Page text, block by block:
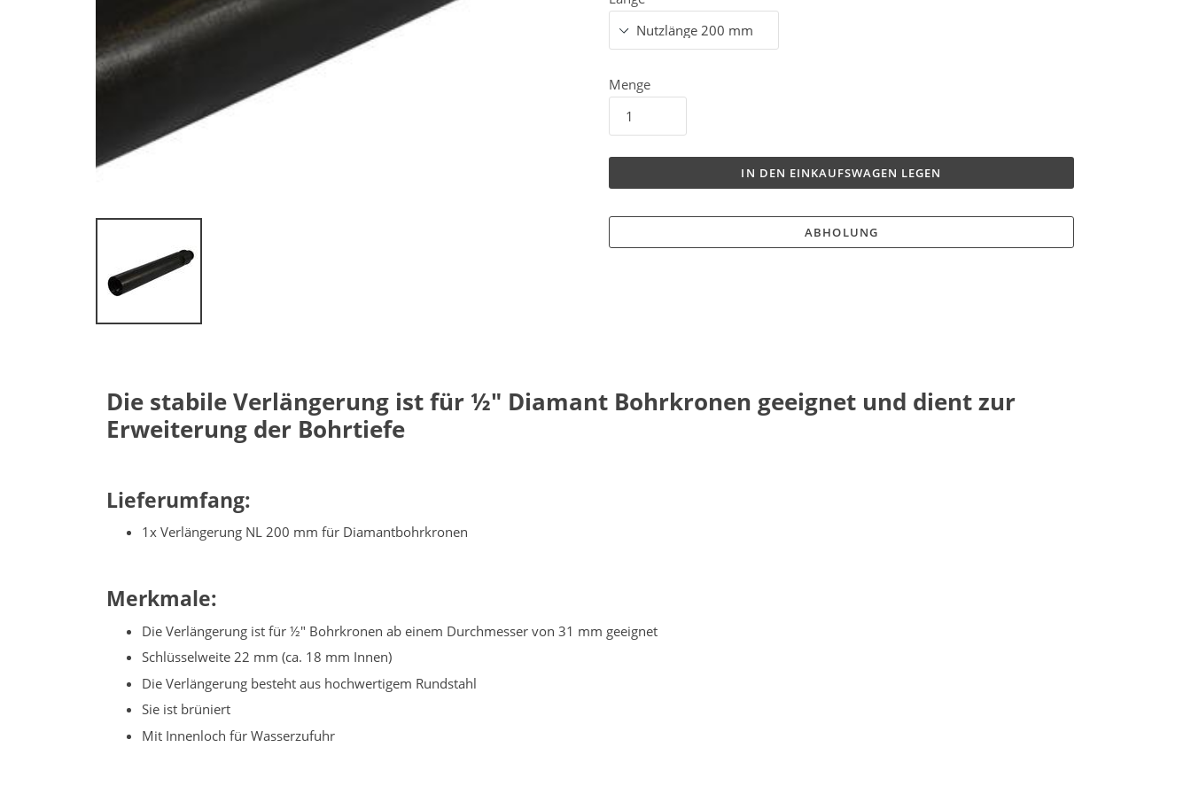
Menge
IN DEN EINKAUFSWAGEN LEGEN
ABHOLUNG
Die stabile Verlängerung ist für ½" Diamant Bohrkronen geeignet und dient zur
Erweiterung der Bohrtiefe
Lieferumfang:
1x Verlängerung NL 200 mm für Diamantbohrkronen
Merkmale:
Die Verlängerung ist für ½" Bohrkronen ab einem Durchmesser von 31 mm geeignet
Schlüsselweite 22 mm (ca. 18 mm Innen)
Die Verlängerung besteht aus hochwertigem Rundstahl
Sie ist brüniert
Mit Innenloch für Wasserzufuhr